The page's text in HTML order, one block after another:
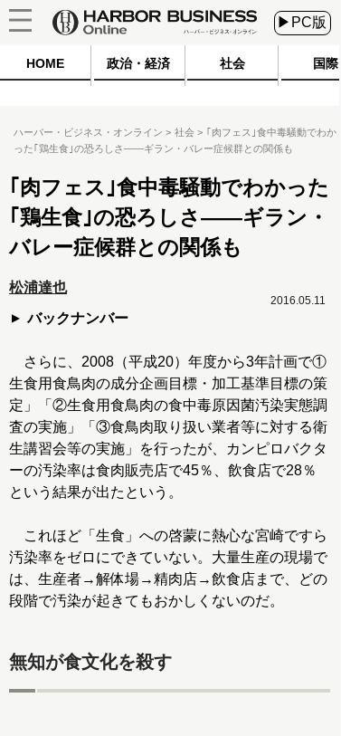
▶PC版
HOME 政治・経済 社会 国際
ハーバー・ビジネス・オンライン 社会
｢肉フェス｣食中毒騒動でわか
った｢鶏生食｣の恐ろしさ――ギラン・バレー症候群との関係も
｢肉フェス｣食中毒騒動でわかった
｢鶏生食｣の恐ろしさ――ギラン・
バレー症候群との関係も
松浦達也
バックナンバー
2016.05.11
さらに、2008（平成20）年度から3年計画で①
生食用食鳥肉の成分企画目標・加工基準目標の策
定」「②生食用食鳥肉の食中毒原因菌汚染実態調
査の実施」「③食鳥肉取り扱い業者等に対する衛
生講習会等の実施」を行ったが、カンピロバクタ
ーの汚染率は食肉販売店で45％、飲食店で28％
という結果が出たという。
これほど「生食」への啓蒙に熱心な宮崎ですら
汚染率をゼロにできていない。大量生産の現場で
は、生産者→解体場→精肉店→飲食店まで、どの
段階で汚染が起きてもおかしくないのだ。
無知が食文化を殺す